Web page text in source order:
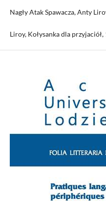
Nagły Atak Spawacza, Anty
Liroy, Kołysanka dla